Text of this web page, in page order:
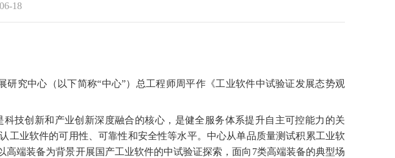
18
究中心（以下简称“中心”）总工程师周平作《工业软件中试验证发展态势观
技创新和产业创新深度融合的核心，是健全服务体系提升自主可控能力的关
业软件的可用性、可靠性和安全性等水平。中心从单品质量测试积累工业软
端装备为背景开展国产工业软件的中试验证探索，面向7类高端装备的典型场